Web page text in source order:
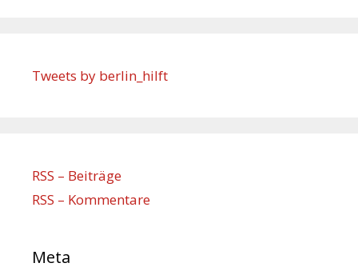
Tweets by berlin_hilft
RSS – Beiträge
RSS – Kommentare
Meta